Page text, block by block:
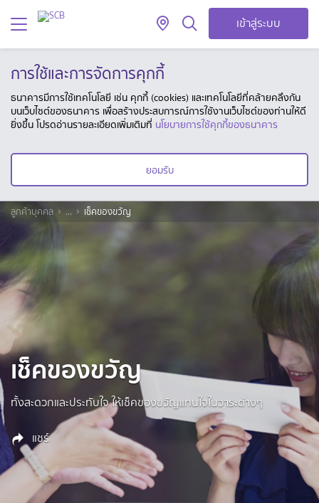
เข้าสู่ระบบ
การใช้และการจัดการคุกกี้
ธนาคารมีการใช้เทคโนโลยี เช่น คุกกี้ (cookies) และเทคโนโลยีที่คล้ายคลึงกัน
บนเว็บไซต์ของธนาคาร เพื่อสร้างประสบการณ์การใช้งานเว็บไซต์ของท่านให้ดี
ยิ่งขึ้น โปรดอ่านรายละเอียดเพิ่มเติมที่ นโยบายการใช้คุกกี้ของธนาคาร
ยอมรับ
ลูกค้าบุคคล ... เช็คของขวัญ
เช็คของขวัญ
ทั้งสะดวกและประทับใจ ให้เช็คของขวัญแทนใจในวาระต่างๆ
แชร์